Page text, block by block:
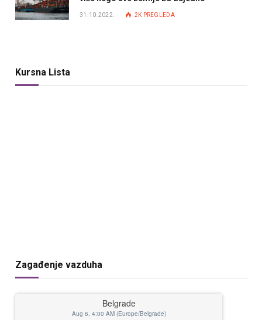
31.10.2022. 2K PREGLEDA
Kursna Lista
Zagađenje vazduha
Belgrade
Aug 6, 4:00 AM (Europe/Belgrade)